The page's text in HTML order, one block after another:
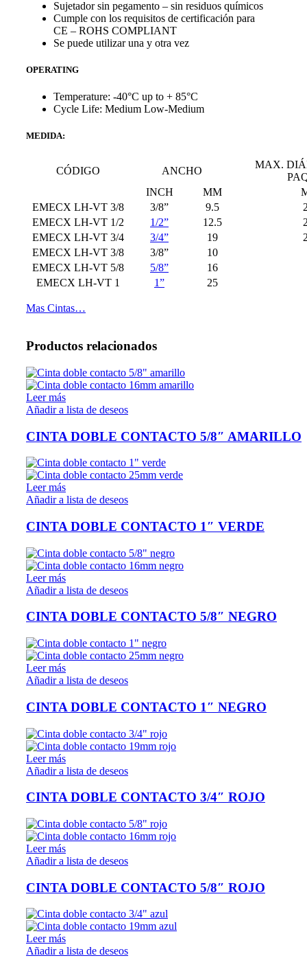
Sujetador sin pegamento – sin residuos químicos
Cumple con los requisitos de certificación para
CE – ROHS COMPLIANT
Se puede utilizar una y otra vez
OPERATING
Temperature: -40°C up to + 85°C
Cycle Life: Medium Low-Medium
MEDIDA:
CÓDIGO ANCHO
MAX.
INCH
MM
EMECX LH-VT 3/8
3/8” 9.5
EMECX LH-VT 1/2
1/2” 12.5
EMECX LH-VT 3/4
3/4” 19
EMECX LH-VT 3/8
3/8” 10
EMECX LH-VT 5/8
5/8” 16
EMECX LH-VT 1
1” 25
Mas Cintas…
Productos relacionados
Leer más
Añadir a lista de deseos
CINTA DOBLE CONTACTO 5/8″ AMARILLO
Leer más
Añadir a lista de deseos
CINTA DOBLE CONTACTO 1″ VERDE
Leer más
Añadir a lista de deseos
CINTA DOBLE CONTACTO 5/8″ NEGRO
Leer más
Añadir a lista de deseos
CINTA DOBLE CONTACTO 1″ NEGRO
Leer más
Añadir a lista de deseos
CINTA DOBLE CONTACTO 3/4″ ROJO
Leer más
Añadir a lista de deseos
CINTA DOBLE CONTACTO 5/8″ ROJO
Leer más
Añadir a lista de deseos